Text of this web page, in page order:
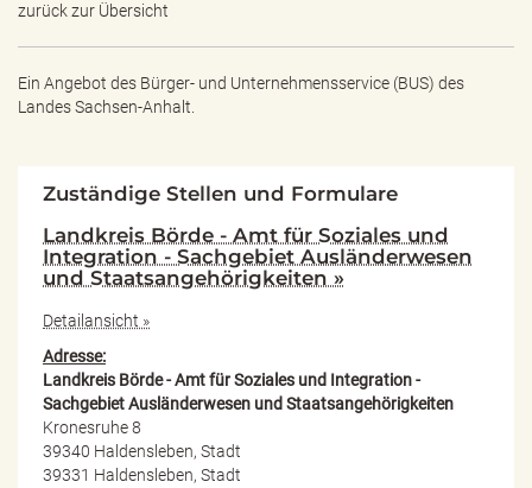
zurück zur Übersicht
Ein Angebot des Bürger- und Unternehmensservice (BUS) des
Landes Sachsen-Anhalt.
Zuständige Stellen und Formulare
Landkreis Börde - Amt für Soziales und
Integration - Sachgebiet Ausländerwesen
und Staatsangehörigkeiten »
Detailansicht »
Adresse:
Landkreis Börde - Amt für Soziales und Integration -
Sachgebiet Ausländerwesen und Staatsangehörigkeiten
Kronesruhe 8
39340 Haldensleben, Stadt
39331 Haldensleben, Stadt